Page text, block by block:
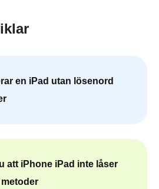
en iPad utan lösenord
att iPhone iPad inte låser